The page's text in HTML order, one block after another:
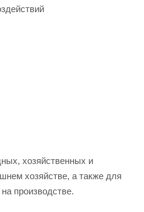
хозяйственных и
хозяйстве, а также для
производстве.